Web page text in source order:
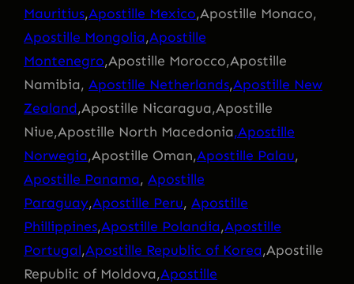
Mauritius,Apostille Mexico,Apostille Monaco,
Apostille Mongolia,Apostille
Montenegro,Apostille Morocco,Apostille
Namibia, Apostille Netherlands,Apostille New
Zealand,Apostille Nicaragua,Apostille
Niue,Apostille North Macedonia,Apostille
Norwegia,Apostille Oman,Apostille Palau,
Apostille Panama, Apostille
Paraguay,Apostille Peru, Apostille
Phillippines,Apostille Polandia,Apostille
Portugal,Apostille Republic of Korea,Apostille
Republic of Moldova,Apostille